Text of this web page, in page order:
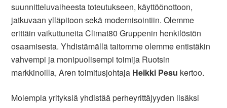
suunnitteluvaiheesta toteutukseen, käyttöönottoon,
jatkuvaan ylläpitoon sekä modernisointiin. Olemme
erittäin vaikuttuneita Climat80 Gruppenin henkilöstön
osaamisesta. Yhdistämällä taitomme olemme entistäkin
vahvempi ja monipuolisempi toimija Ruotsin
markkinoilla, Aren toimitusjohtaja Heikki Pesu kertoo.
Molempia yrityksiä yhdistää perheyrittäjyyden lisäksi